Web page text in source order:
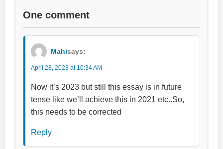
One comment
Mahisays:
April 28, 2023 at 10:34 AM
Now it’s 2023 but still this essay is in future
tense like we’ll achieve this in 2021 etc..So,
this needs to be corrected
Reply